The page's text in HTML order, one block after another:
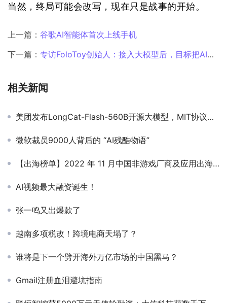
当然，终局可能会改写，现在只是战事的开始。
上一篇： 谷歌AI智能体首次上线手机
下一篇： 专访FoloToy创始人：接入大模型后，目标把AI玩具做到年出货30万台
相关新闻
美团发布LongCat-Flash-560B开源大模型，MIT协议，多项能力实测第一冲顶开源王座
微软裁员9000人背后的 “AI残酷物语”
【出海榜单】2022 年 11 月中国非游戏厂商及应用出海收入 30 强
AI视频最大融资诞生！
张一鸣又出爆款了
越南多项税改！跨境电商天塌了？
谁将是下一个劈开海外万亿市场的中国黑马？
Gmail注册血泪避坑指南